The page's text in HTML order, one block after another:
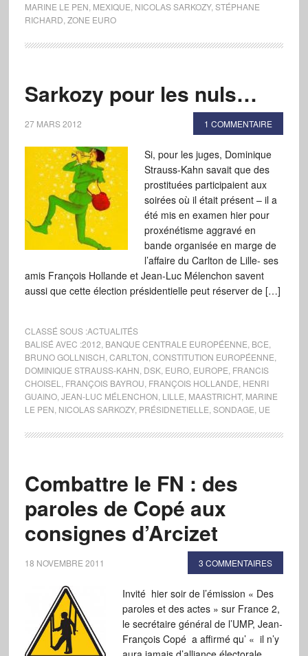
MARINE LE PEN MEXIQUE NICOLAS SARKOZY, STÉPHANE
RICHARD ZONE EURO
Sarkozy pour les nuls…
27 MARS 2012 1 COMMENTAIRE
Si, pour les juges, Dominique
Strauss-Kahn savait que des
prostituées participaient aux
soirées où il était présent – il a
été mis en examen hier pour
proxénétisme aggravé en
bande organisée en marge de
l’affaire du Carlton de Lille- ses
amis François Hollande et Jean-Luc Mélenchon savent
aussi que cette élection présidentielle peut réserver de […]
CLASSÉ SOUS :ACTUALITÉS
BALISÉ AVEC :2012 BANQUE CENTRALE EUROPÉENNE BCE
BRUNO GOLLNISCH CARLTON CONSTITUTION EUROPÉENNE
DOMINIQUE STRAUSS-KAHN DSK, EURO, EUROPE FRANCIS
CHOISEL
FRANÇOIS BAYROU FRANÇOIS HOLLANDE HENRI
GUAINO, JEAN-LUC MÉLENCHON LILLE MAASTRICHT, MARINE
LE PEN NICOLAS SARKOZY, PRÉSIDNETIELLE SONDAGE UE
Combattre le FN : des
paroles de Copé aux
consignes d’Arcizet
18 NOVEMBRE 2011 3 COMMENTAIRES
Invité hier soir de l’émission « Des
paroles et des actes » sur France 2,
le secrétaire général de l’UMP, Jean-
François Copé a affirmé qu’ « il n’y